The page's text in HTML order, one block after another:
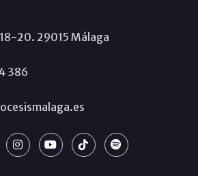
20. 29015 Málaga
386